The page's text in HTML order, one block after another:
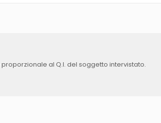
al Q.I. del soggetto intervistato.